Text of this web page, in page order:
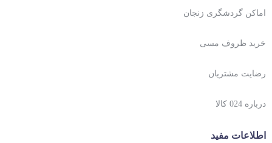
اماکن گردشگری زنجان
خرید ظروف مسی
رضایت مشتریان
درباره 024 کالا
اطلاعات مفید